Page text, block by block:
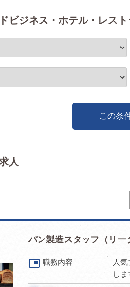
ビジネス・ホテル・レス
この条
人
パン製造スタッフ（リー
picture_in_picture 職務内容
人
しま